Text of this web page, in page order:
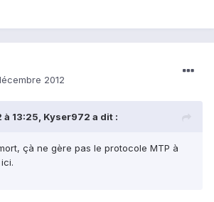
2012
à 13:25, Kyser972 a dit :
çà ne gère pas le protocole MTP à